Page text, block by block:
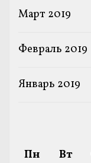
Март 2019
Февраль 2019
Январь 2019
Пн
Вт